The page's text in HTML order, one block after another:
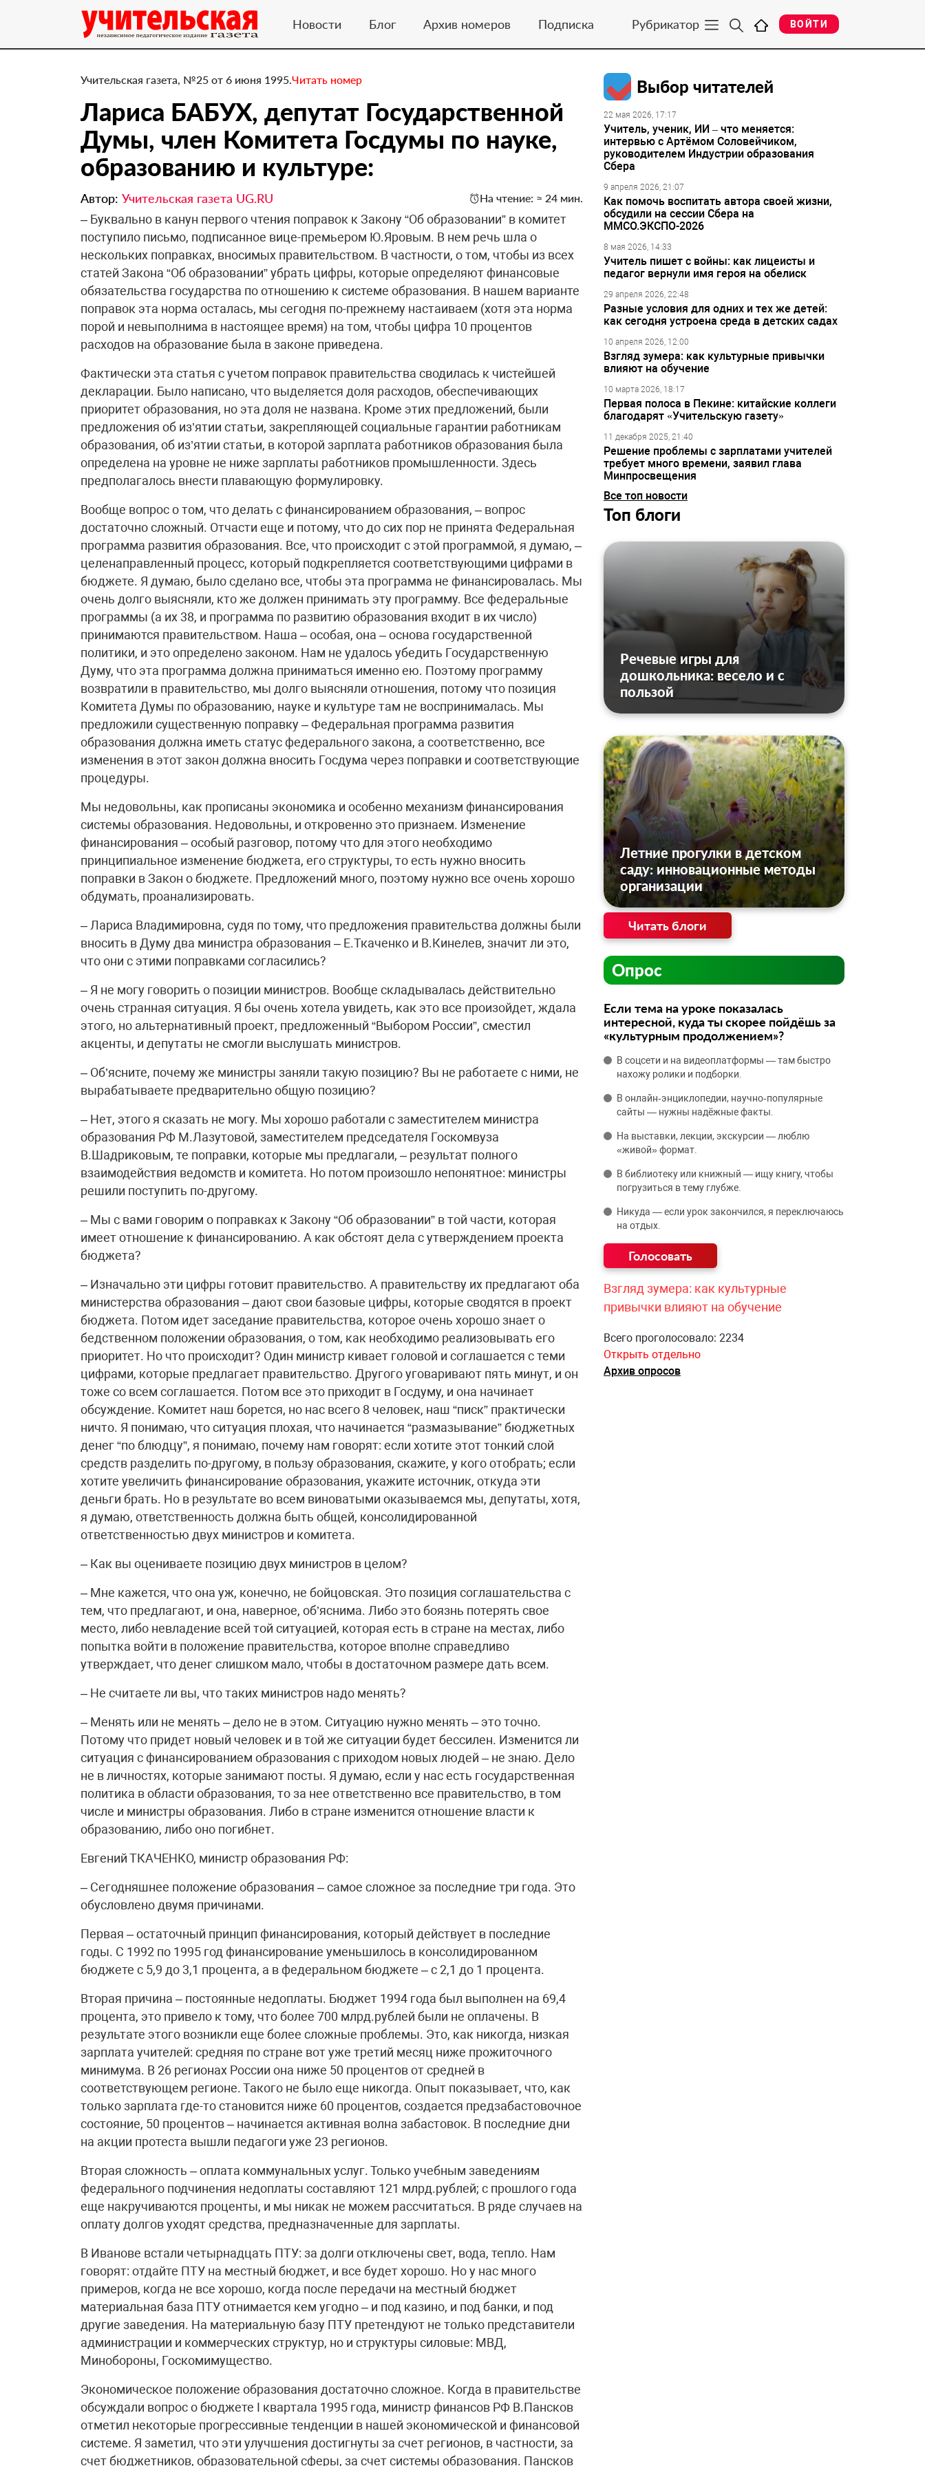
Новости Блог Архив номеров Подписка Рубрикатор ВОЙТИ
Учительская газета, №25 от 6 июня 1995.Читать номер
Лариса БАБУХ, депутат Государственной
Думы, член Комитета Госдумы по науке,
образованию и культуре:
Автор: Учительская газета UG.RU На чтение: ≈ 24 мин.
– Буквально в канун первого чтения поправок к Закону “Об образовании” в комитет
поступило письмо, подписанное вице-премьером Ю.Яровым. В нем речь шла о
нескольких поправках, вносимых правительством. В частности, о том, чтобы из всех
статей Закона “Об образовании” убрать цифры, которые определяют финансовые
обязательства государства по отношению к системе образования. В нашем варианте
поправок эта норма осталась, мы сегодня по-прежнему настаиваем (хотя эта норма
порой и невыполнима в настоящее время) на том, чтобы цифра 10 процентов
расходов на образование была в законе приведена.
Фактически эта статья с учетом поправок правительства сводилась к чистейшей
декларации. Было написано, что выделяется доля расходов, обеспечивающих
приоритет образования, но эта доля не названа. Кроме этих предложений, были
предложения об из’ятии статьи, закрепляющей социальные гарантии работникам
образования, об из’ятии статьи, в которой зарплата работников образования была
определена на уровне не ниже зарплаты работников промышленности. Здесь
предполагалось внести плавающую формулировку.
Вообще вопрос о том, что делать с финансированием образования, – вопрос
достаточно сложный. Отчасти еще и потому, что до сих пор не принята Федеральная
программа развития образования. Все, что происходит с этой программой, я думаю, –
целенаправленный процесс, который подкрепляется соответствующими цифрами в
бюджете. Я думаю, было сделано все, чтобы эта программа не финансировалась. Мы
очень долго выясняли, кто же должен принимать эту программу. Все федеральные
программы (а их 38, и программа по развитию образования входит в их число)
принимаются правительством. Наша – особая, она – основа государственной
политики, и это определено законом. Нам не удалось убедить Государственную
Думу, что эта программа должна приниматься именно ею. Поэтому программу
возвратили в правительство, мы долго выясняли отношения, потому что позиция
Комитета Думы по образованию, науке и культуре там не воспринималась. Мы
предложили существенную поправку – Федеральная программа развития
образования должна иметь статус федерального закона, а соответственно, все
изменения в этот закон должна вносить Госдума через поправки и соответствующие
процедуры.
Мы недовольны, как прописаны экономика и особенно механизм финансирования
системы образования. Недовольны, и откровенно это признаем. Изменение
финансирования – особый разговор, потому что для этого необходимо
принципиальное изменение бюджета, его структуры, то есть нужно вносить
поправки в Закон о бюджете. Предложений много, поэтому нужно все очень хорошо
обдумать, проанализировать.
– Лариса Владимировна, судя по тому, что предложения правительства должны были
вносить в Думу два министра образования – Е.Ткаченко и В.Кинелев, значит ли это,
что они с этими поправками согласились?
– Я не могу говорить о позиции министров. Вообще складывалась действительно
очень странная ситуация. Я бы очень хотела увидеть, как это все произойдет, ждала
этого, но альтернативный проект, предложенный “Выбором России”, сместил
акценты, и депутаты не смогли выслушать министров.
– Об’ясните, почему же министры заняли такую позицию? Вы не работаете с ними, не
вырабатываете предварительно общую позицию?
– Нет, этого я сказать не могу. Мы хорошо работали с заместителем министра
образования РФ М.Лазутовой, заместителем председателя Госкомвуза
В.Шадриковым, те поправки, которые мы предлагали, – результат полного
взаимодействия ведомств и комитета. Но потом произошло непонятное: министры
решили поступить по-другому.
– Мы с вами говорим о поправках к Закону “Об образовании” в той части, которая
имеет отношение к финансированию. А как обстоят дела с утверждением проекта
бюджета?
– Изначально эти цифры готовит правительство. А правительству их предлагают оба
министерства образования – дают свои базовые цифры, которые сводятся в проект
бюджета. Потом идет заседание правительства, которое очень хорошо знает о
бедственном положении образования, о том, как необходимо реализовывать его
приоритет. Но что происходит? Один министр кивает головой и соглашается с теми
цифрами, которые предлагает правительство. Другого уговаривают пять минут, и он
тоже со всем соглашается. Потом все это приходит в Госдуму, и она начинает
обсуждение. Комитет наш борется, но нас всего 8 человек, наш “писк” практически
ничто. Я понимаю, что ситуация плохая, что начинается “размазывание” бюджетных
денег “по блюдцу”, я понимаю, почему нам говорят: если хотите этот тонкий слой
средств разделить по-другому, в пользу образования, скажите, у кого отобрать; если
хотите увеличить финансирование образования, укажите источник, откуда эти
деньги брать. Но в результате во всем виноватыми оказываемся мы, депутаты, хотя,
я думаю, ответственность должна быть общей, консолидированной
ответственностью двух министров и комитета.
– Как вы оцениваете позицию двух министров в целом?
– Мне кажется, что она уж, конечно, не бойцовская. Это позиция соглашательства с
тем, что предлагают, и она, наверное, об’яснима. Либо это боязнь потерять свое
место, либо невладение всей той ситуацией, которая есть в стране на местах, либо
попытка войти в положение правительства, которое вполне справедливо
утверждает, что денег слишком мало, чтобы в достаточном размере дать всем.
– Не считаете ли вы, что таких министров надо менять?
– Менять или не менять – дело не в этом. Ситуацию нужно менять – это точно.
Потому что придет новый человек и в той же ситуации будет бессилен. Изменится ли
ситуация с финансированием образования с приходом новых людей – не знаю. Дело
не в личностях, которые занимают посты. Я думаю, если у нас есть государственная
политика в области образования, то за нее ответственно все правительство, в том
числе и министры образования. Либо в стране изменится отношение власти к
образованию, либо оно погибнет.
Eвгений ТКАЧЕНКО, министр образования РФ:
– Сегодняшнее положение образования – самое сложное за последние три года. Это
обусловлено двумя причинами.
Первая – остаточный принцип финансирования, который действует в последние
годы. С 1992 по 1995 год финансирование уменьшилось в консолидированном
бюджете с 5,9 до 3,1 процента, а в федеральном бюджете – с 2,1 до 1 процента.
Вторая причина – постоянные недоплаты. Бюджет 1994 года был выполнен на 69,4
процента, это привело к тому, что более 700 млрд.рублей были не оплачены. В
результате этого возникли еще более сложные проблемы. Это, как никогда, низкая
зарплата учителей: средняя по стране вот уже третий месяц ниже прожиточного
минимума. В 26 регионах России она ниже 50 процентов от средней в
соответствующем регионе. Такого не было еще никогда. Опыт показывает, что, как
только зарплата где-то становится ниже 60 процентов, создается предзабастовочное
состояние, 50 процентов – начинается активная волна забастовок. В последние дни
на акции протеста вышли педагоги уже 23 регионов.
Вторая сложность – оплата коммунальных услуг. Только учебным заведениям
федерального подчинения недоплаты составляют 121 млрд.рублей; с прошлого года
еще накручиваются проценты, и мы никак не можем рассчитаться. В ряде случаев на
оплату долгов уходят средства, предназначенные для зарплаты.
В Иванове встали четырнадцать ПТУ: за долги отключены свет, вода, тепло. Нам
говорят: отдайте ПТУ на местный бюджет, и все будет хорошо. Но у нас много
примеров, когда не все хорошо, когда после передачи на местный бюджет
материальная база ПТУ отнимается кем угодно – и под казино, и под банки, и под
другие заведения. На материальную базу ПТУ претендуют не только представители
администрации и коммерческих структур, но и структуры силовые: МВД,
Минобороны, Госкомимущество.
Экономическое положение образования достаточно сложное. Когда в правительстве
обсуждали вопрос о бюджете I квартала 1995 года, министр финансов РФ В.Пансков
отметил некоторые прогрессивные тенденции в нашей экономической и финансовой
системе. Я заметил, что эти улучшения достигнуты за счет регионов, в частности, за
счет бюджетников, образовательной сферы, за счет системы образования. Пансков
Выбор читателей
22 мая 2026, 17:17
Учитель, ученик, ИИ – что меняется:
интервью с Артёмом Соловейчиком,
руководителем Индустрии образования
Сбера
9 апреля 2026, 21:07
Как помочь воспитать автора своей жизни,
обсудили на сессии Сбера на
ММСО.ЭКСПО-2026
8 мая 2026, 14:33
Учитель пишет с войны: как лицеисты и
педагог вернули имя героя на обелиск
29 апреля 2026, 22:48
Разные условия для одних и тех же детей:
как сегодня устроена среда в детских садах
10 апреля 2026, 12:00
Взгляд зумера: как культурные привычки
влияют на обучение
10 марта 2026, 18:17
Первая полоса в Пекине: китайские коллеги
благодарят «Учительскую газету»
11 декабря 2025, 21:40
Решение проблемы с зарплатами учителей
требует много времени, заявил глава
Минпросвещения
Все топ новости
Топ блоги
Речевые игры для
дошкольника: весело и с
пользой
Летние прогулки в детском
саду: инновационные методы
организации
Читать блоги
Опрос
Если тема на уроке показалась
интересной, куда ты скорее пойдёшь за
«культурным продолжением»?
В соцсети и на видеоплатформы — там быстро
нахожу ролики и подборки.
В онлайн‑энциклопедии, научно‑популярные
сайты — нужны надёжные факты.
На выставки, лекции, экскурсии — люблю
«живой» формат.
В библиотеку или книжный — ищу книгу, чтобы
погрузиться в тему глубже.
Никуда — если урок закончился, я переключаюсь
на отдых.
Взгляд зумера: как культурные
привычки влияют на обучение
Всего проголосовало: 2234
Открыть отдельно
Архив опросов